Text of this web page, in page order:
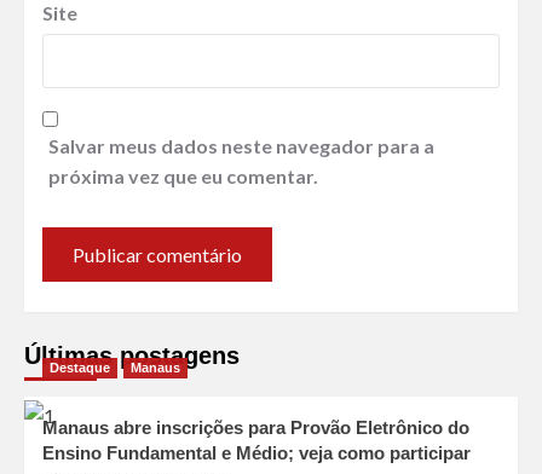
Site
Salvar meus dados neste navegador para a
próxima vez que eu comentar.
Últimas postagens
Destaque Manaus
Manaus abre inscrições para Provão Eletrônico do
Ensino Fundamental e Médio; veja como participar